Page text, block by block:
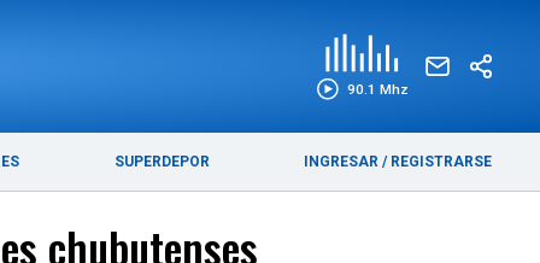
90.1 Mhz
SUPERDEPOR INGRESAR / REGISTRARSE
chubutenses